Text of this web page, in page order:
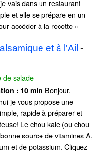
vais dans un restaurant
et elle se prépare en un
accéder à la recette »
et à l'Ail -
de salade
: 10 min Bonjour,
je vous propose une
rapide à préparer et
Le chou kale (ou chou
source de vitamines A,
et de potassium. Cliquez